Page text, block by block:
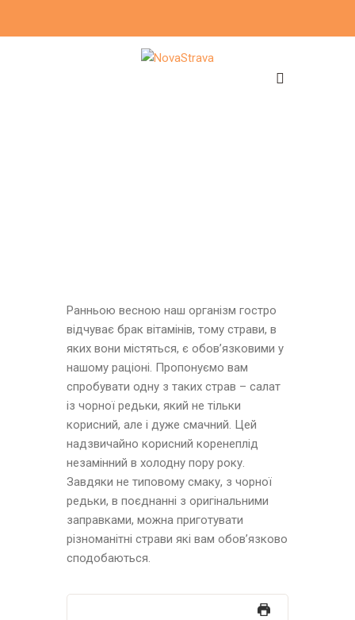
Ранньою весною наш організм гостро
відчуває брак вітамінів, тому страви, в
яких вони містяться, є обов’язковими у
нашому раціоні. Пропонуємо вам
спробувати одну з таких страв – салат
із чорної редьки, який не тільки
корисний, але і дуже смачний. Цей
надзвичайно корисний коренеплід
незамінний в холодну пору року.
Завдяки не типовому смаку, з чорної
редьки, в поєднанні з оригінальними
заправками, можна приготувати
різноманітні страви які вам обов’язково
сподобаються.